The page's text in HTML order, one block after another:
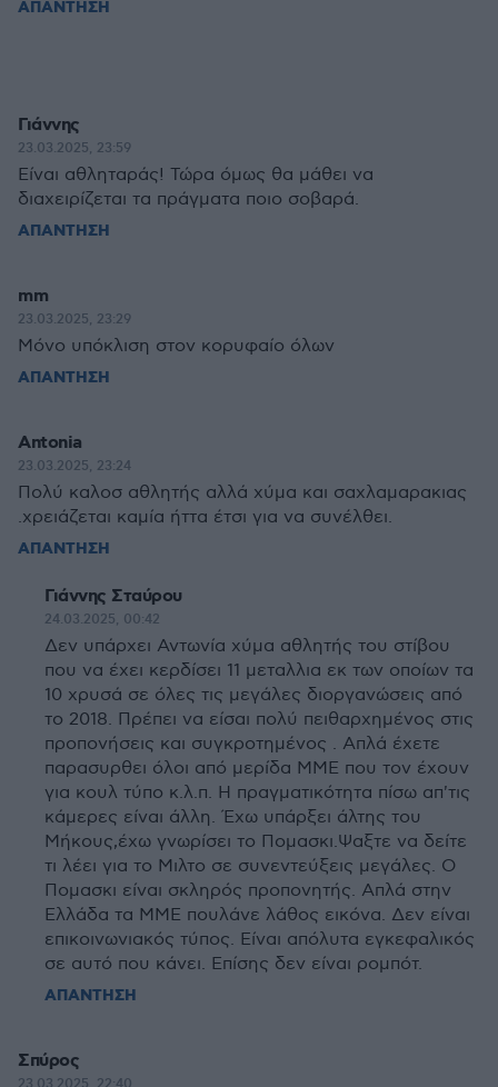
ΑΠΑΝΤΗΣΗ
Γιάννης
23.03.2025, 23:59
Είναι αθληταράς! Τώρα όμως θα μάθει να
διαχειρίζεται τα πράγματα ποιο σοβαρά.
ΑΠΑΝΤΗΣΗ
mm
23.03.2025, 23:29
Μόνο υπόκλιση στον κορυφαίο όλων
ΑΠΑΝΤΗΣΗ
Antonia
23.03.2025, 23:24
Πολύ καλοσ αθλητής αλλά χύμα και σαχλαμαρακιας
.χρειάζεται καμία ήττα έτσι για να συνέλθει.
ΑΠΑΝΤΗΣΗ
Γιάννης Σταύρου
24.03.2025, 00:42
Δεν υπάρχει Αντωνία χύμα αθλητής του στίβου
που να έχει κερδίσει 11 μεταλλια εκ των οποίων τα
10 χρυσά σε όλες τις μεγάλες διοργανώσεις από
το 2018. Πρέπει να είσαι πολύ πειθαρχημένος στις
προπονήσεις και συγκροτημένος . Απλά έχετε
παρασυρθει όλοι από μερίδα MME που τον έχουν
για κουλ τύπο κ.λ.π. Η πραγματικότητα πίσω απ'τις
κάμερες είναι άλλη. Έχω υπάρξει άλτης του
Μήκους,έχω γνωρίσει το Πομασκι.Ψαξτε να δείτε
τι λέει για το Μιλτο σε συνεντεύξεις μεγάλες. Ο
Πομασκι είναι σκληρός προπονητής. Απλά στην
Ελλάδα τα ΜΜΕ πουλάνε λάθος εικόνα. Δεν είναι
επικοινωνιακός τύπος. Είναι απόλυτα εγκεφαλικός
σε αυτό που κάνει. Επίσης δεν είναι ρομπότ.
ΑΠΑΝΤΗΣΗ
Σπύρος